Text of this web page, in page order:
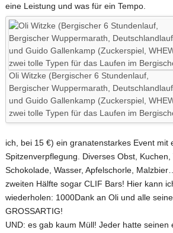
eine Leistung und was für ein Tempo.
Oli Witzke (Bergischer 6 Stundenlauf,
Bergischer Wuppermarath,
und Guido Gallenkamp (Zuckerspiel,
zwei tolle Typen für das Laufen im
ich, bei 15 €) ein granatenstarkes Event mit
Spitzenverpflegung. Diverses Obst, Kuchen,
Schokolade, Wasser, Apfelschorle,
zweiten Hälfte sogar CLIF Bars! Hier kann
wiederholen: 1000Dank an Oli und alle
GROSSARTIG!
UND: es gab kaum Müll! Jeder hatte seinen